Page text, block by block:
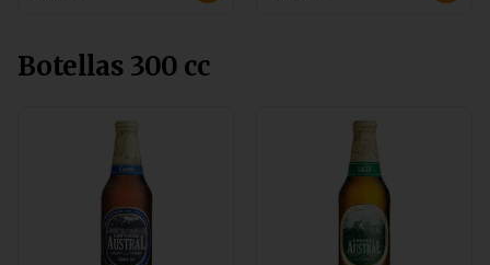
Botellas 300 cc